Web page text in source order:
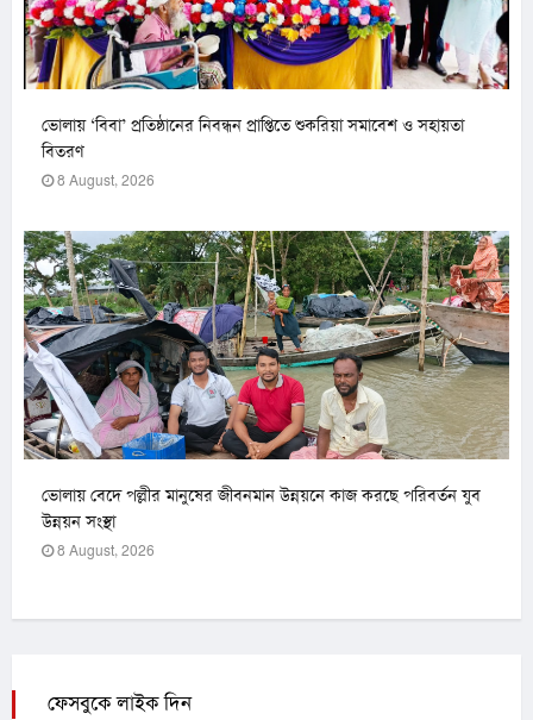
ভোলায় ‘বিবা’ প্রতিষ্ঠানের নিবন্ধন প্রাপ্তিতে শুকরিয়া সমাবেশ ও সহায়তা
বিতরণ
8 August, 2026
ভোলায় বেদে পল্লীর মানুষের জীবনমান উন্নয়নে কাজ করছে পরিবর্তন যুব
উন্নয়ন সংস্থা
8 August, 2026
ফেসবুকে লাইক দিন